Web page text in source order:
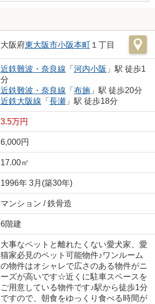
大阪府東大阪市小阪本町１丁目
近鉄難波・奈良線 「 河内小阪 」駅 徒歩1
分
近鉄難波・奈良線 「 布施」駅 徒歩20分
近鉄大阪線 「 長瀬」駅 徒歩18分
3.5万円
6,000円
17.00㎡
1996年 3月(築30年)
マンション / 鉄骨造
6階建
大事なペットと離れたくない愛犬家、愛
猫家必見のペット可能物件♪ワンルーム
の物件はオシャレで広さのある物件がニ
ーズが高いです☆近くに駐車スペースを
ご用意している物件です♪駅から徒歩1分
ですので、朝食をゆっくり食べる時間が